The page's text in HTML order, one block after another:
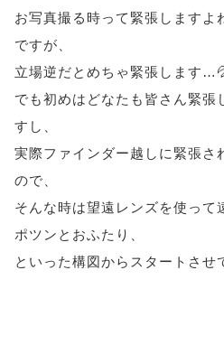
お写真撮る時って緊張しますよ
ですが、
立場逆だとめちゃ緊張します
でも初めはどなたも皆さん緊張
すし、
実際ファインダー越しに緊張さ
ので、
そんな時は望遠レンズを使って
ポツンとおふたり、
といった構図からスタートさせ